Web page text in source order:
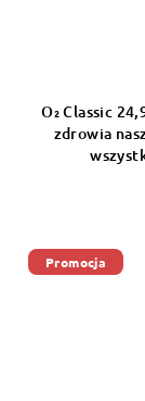
O₂ Classic
zdrowia
Promocja